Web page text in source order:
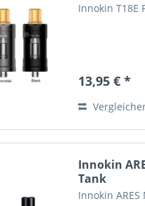
Innokin T18E
13,95 € *
Innokin
Tank
Innokin ARES